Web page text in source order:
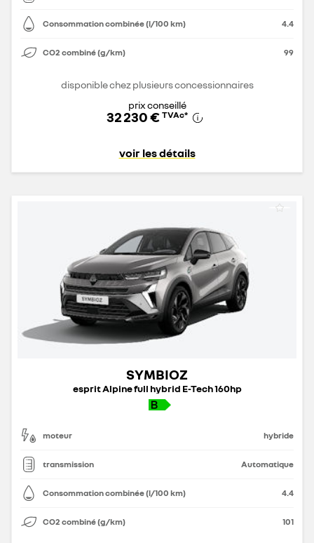
Consommation combinée (l/100 km) 4.4
CO2 combiné (g/km) 99
disponible chez plusieurs concessionnaires
prix conseillé
32 230 € TVAc*
voir les détails
SYMBIOZ
esprit Alpine full hybrid E-Tech 160hp
moteur hybride
transmission Automatique
Consommation combinée (l/100 km) 4.4
CO2 combiné (g/km) 101